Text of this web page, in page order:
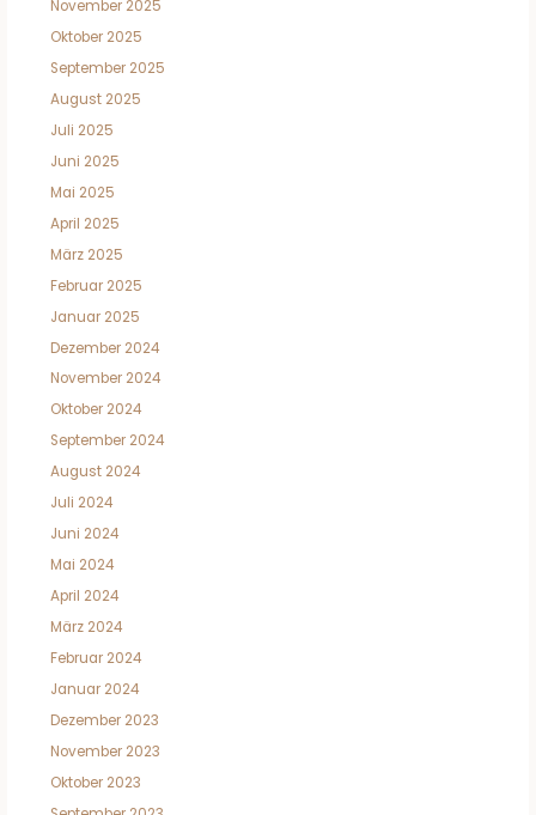
November 2025
Oktober 2025
September 2025
August 2025
Juli 2025
Juni 2025
Mai 2025
April 2025
März 2025
Februar 2025
Januar 2025
Dezember 2024
November 2024
Oktober 2024
September 2024
August 2024
Juli 2024
Juni 2024
Mai 2024
April 2024
März 2024
Februar 2024
Januar 2024
Dezember 2023
November 2023
Oktober 2023